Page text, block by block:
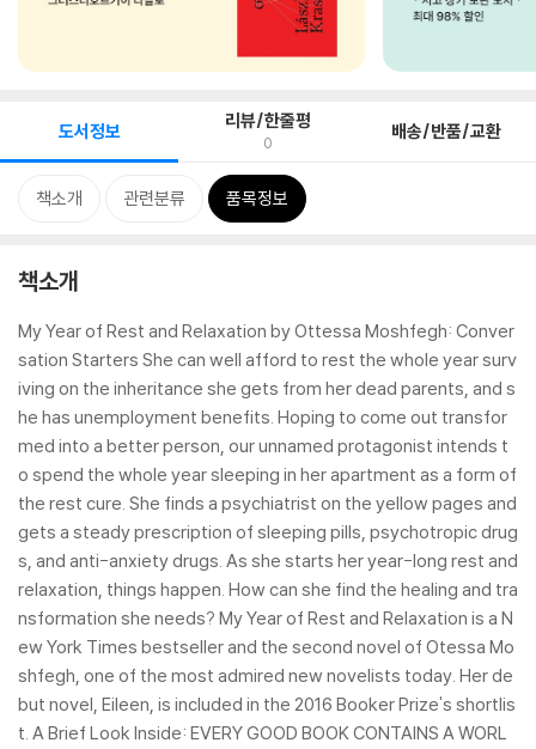
도서정보 리뷰/한줄평
0 배송/반품/교환
책소개 관련분류 품목정보
책소개
My Year of Rest and Relaxation by Ottessa Moshfegh: Conver
sation Starters She can well afford to rest the whole year surv
iving on the inheritance she gets from her dead parents, and s
he has unemployment benefits. Hoping to come out transfor
med into a better person, our unnamed protagonist intends t
o spend the whole year sleeping in her apartment as a form of
the rest cure. She finds a psychiatrist on the yellow pages and
gets a steady prescription of sleeping pills, psychotropic drug
s, and anti-anxiety drugs. As she starts her year-long rest and
relaxation, things happen. How can she find the healing and tra
nsformation she needs? My Year of Rest and Relaxation is a N
ew York Times bestseller and the second novel of Otessa Mo
shfegh, one of the most admired new novelists today. Her de
but novel, Eileen, is included in the 2016 Booker Prize's shortlis
t. A Brief Look Inside: EVERY GOOD BOOK CONTAINS A WORL